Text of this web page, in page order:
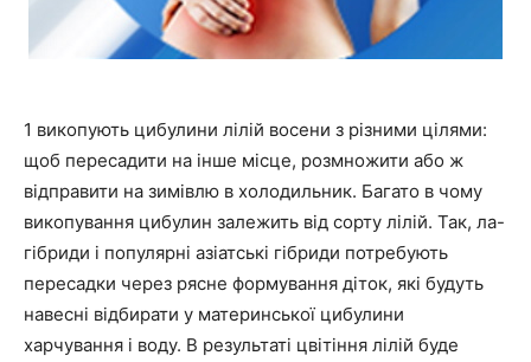
1 викопують цибулини лілій восени з різними цілями:
щоб пересадити на інше місце, розмножити або ж
відправити на зимівлю в холодильник. Багато в чому
викопування цибулин залежить від сорту лілій. Так, ла-
гібриди і популярні азіатські гібриди потребують
пересадки через рясне формування діток, які будуть
навесні відбирати у материнської цибулини
харчування і воду. В результаті цвітіння лілій буде